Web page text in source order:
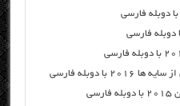
دوبله فارسی